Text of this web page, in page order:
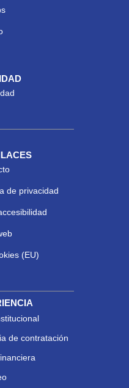
de privacidad
(EU)
de contratación